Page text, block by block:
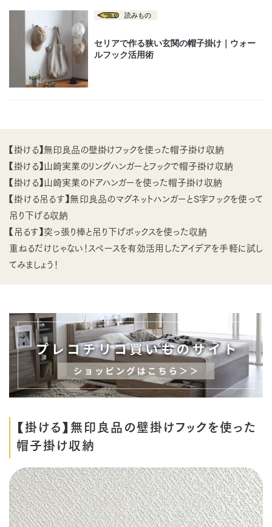
【掛ける】無印良品の壁掛けフックを使った帽子掛け収納
【掛ける】山崎実業のリングハンガーとフックで帽子掛け収納
【掛ける】山崎実業のドアハンガーを使った帽子掛け収納
【掛ける吊るす】無印良品のマグネットハンガーとS字フックを使って
吊り下げる収納
【吊るす】突っ張り棒と吊り下げボックスを使った収納
重ねるだけじゃない！スペースを有効活用したアイデアを手軽に試し
てみましょう！
【掛ける】無印良品の壁掛けフックを使った
帽子掛け収納